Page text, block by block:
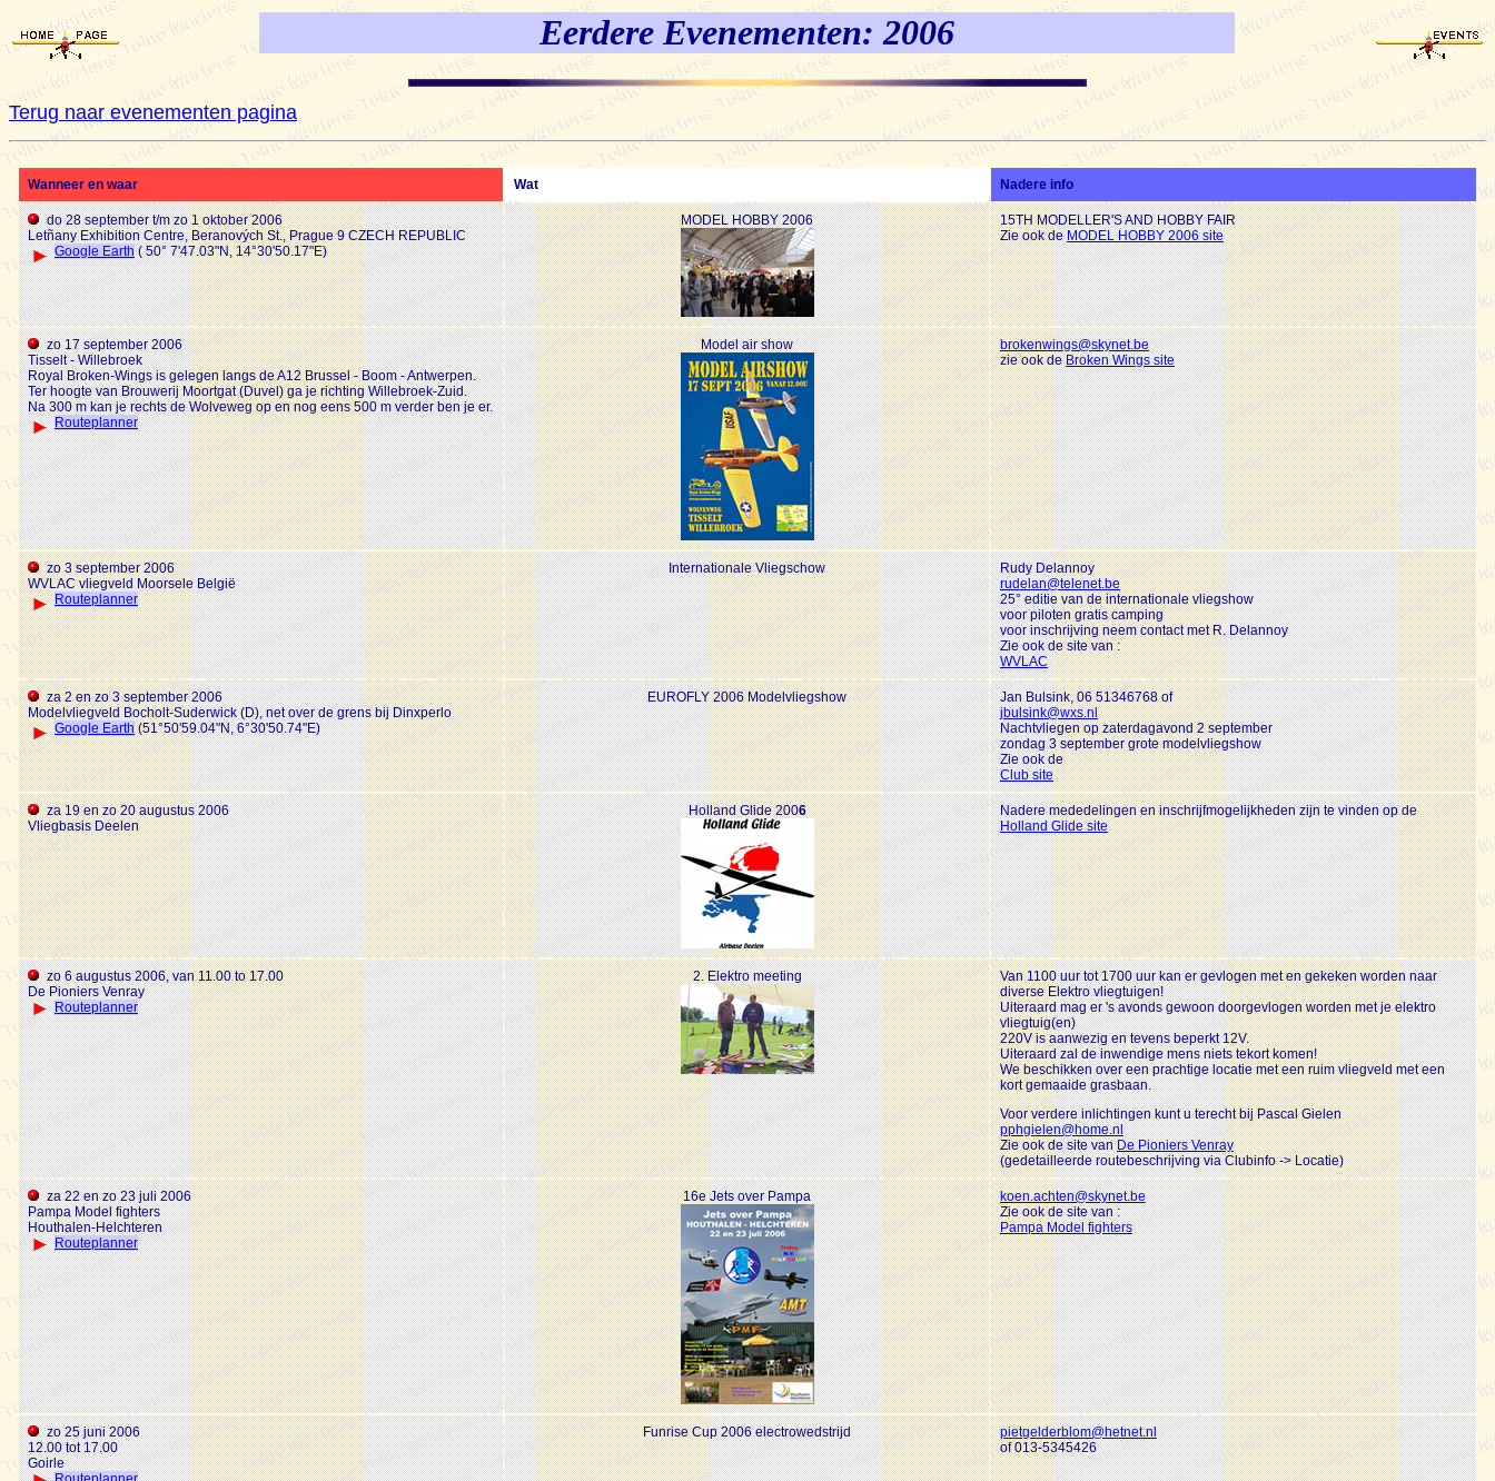
Eerdere Evenementen: 2006
Terug naar evenementen pagina
Wanneer en waar Wat Nadere info
do 28 september t/m zo 1 oktober 2006
Letñany Exhibition Centre, Beranových St., Prague 9 CZECH REPUBLIC
Google Earth( 50° 7'47.03"N, 14°30'50.17"E)
MODEL HOBBY 2006
15TH MODELLER'S AND HOBBY FAIR
Zie ook deMODEL HOBBY 2006 site
zo 17 september 2006
Tisselt - Willebroek
Royal Broken-Wings is gelegen langs de A12 Brussel - Boom - Antwerpen.
Ter hoogte van Brouwerij Moortgat (Duvel) ga je richting Willebroek-Zuid.
Na 300 m kan je rechts de Wolveweg op en nog eens 500 m verder ben je er.
Routeplanner
Model air show
brokenwings@skynet.be
zie ook deBroken Wings site
zo 3 september 2006
WVLAC vliegveld Moorsele België
Routeplanner
Internationale Vliegschow
Rudy Delannoy
rudelan@telenet.be
25° editie van de internationale vliegshow
voor piloten gratis camping
voor inschrijving neem contact met R. Delannoy
Zie ook de site van :
WVLAC
za 2 en zo 3 september 2006
Modelvliegveld Bocholt-Suderwick (D), net over de grens bij Dinxperlo
Google Earth(51°50'59.04"N, 6°30'50.74"E)
EUROFLY 2006 Modelvliegshow
Jan Bulsink, 06 51346768 of
jbulsink@wxs.nl
Nachtvliegen op zaterdagavond 2 september
zondag 3 september grote modelvliegshow
Zie ook de
Club site
za 19 en zo 20 augustus 2006
Vliegbasis Deelen
Holland Glide 2006
Nadere mededelingen en inschrijfmogelijkheden zijn te vinden op de
Holland Glide site
zo 6 augustus 2006, van 11.00 to 17.00
De Pioniers Venray
Routeplanner
2. Elektro meeting
Van 1100 uur tot 1700 uur kan er gevlogen met en gekeken worden naar
diverse Elektro vliegtuigen!
Uiteraard mag er 's avonds gewoon doorgevlogen worden met je elektro
vliegtuig(en)
220V is aanwezig en tevens beperkt 12V.
Uiteraard zal de inwendige mens niets tekort komen!
We beschikken over een prachtige locatie met een ruim vliegveld met een
kort gemaaide grasbaan.
Voor verdere inlichtingen kunt u terecht bij Pascal Gielen
pphgielen@home.nl
Zie ook de site vanDe Pioniers Venray
(gedetailleerde routebeschrijving via Clubinfo -> Locatie)
za 22 en zo 23 juli 2006
Pampa Model fighters
Houthalen-Helchteren
Routeplanner
16e Jets over Pampa
koen.achten@skynet.be
Zie ook de site van :
Pampa Model fighters
zo 25 juni 2006
12.00 tot 17.00
Goirle
Funrise Cup 2006 electrowedstrijd
pietgelderblom@hetnet.nl
of 013-5345426